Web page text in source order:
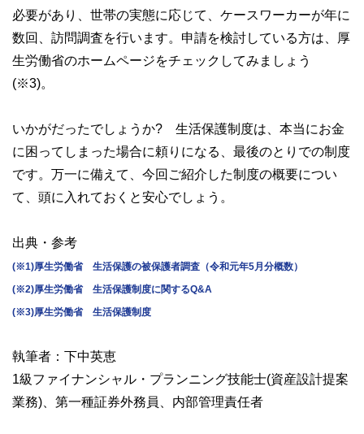
必要があり、世帯の実態に応じて、ケースワーカーが年に
数回、訪問調査を行います。申請を検討している方は、厚
生労働省のホームページをチェックしてみましょう
(※3)。
いかがだったでしょうか? 生活保護制度は、本当にお金
に困ってしまった場合に頼りになる、最後のとりでの制度
です。万一に備えて、今回ご紹介した制度の概要につい
て、頭に入れておくと安心でしょう。
出典・参考
(※1)厚生労働省 生活保護の被保護者調査（令和元年5月分概数）
(※2)厚生労働省 生活保護制度に関するQ&A
(※3)厚生労働省 生活保護制度
執筆者：下中英恵
1級ファイナンシャル・プランニング技能士(資産設計提案
業務)、第一種証券外務員、内部管理責任者